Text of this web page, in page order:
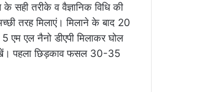
सही तरीके व वैज्ञानिक विधि की
तरह मिलाएं। मिलाने के बाद 20
एम एल नैनो डीएपी मिलाकर घोल
पहला छिड़काव फसल 30-35